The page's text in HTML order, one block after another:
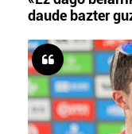
daude bazter